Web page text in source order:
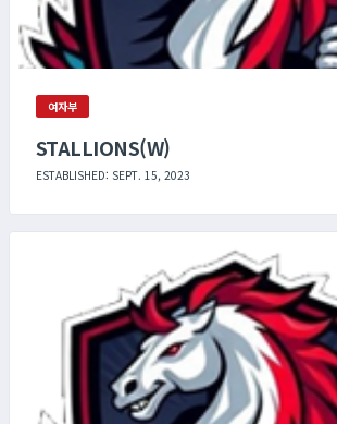
여자부
STALLIONS(W)
ESTABLISHED: SEPT. 15, 2023